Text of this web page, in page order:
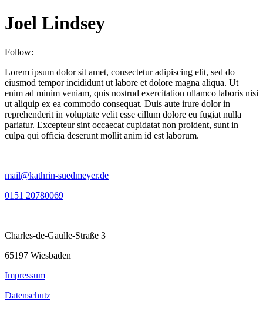
Joel Lindsey
Follow:
Lorem ipsum dolor sit amet, consectetur adipiscing elit, sed do
eiusmod tempor incididunt ut labore et dolore magna aliqua. Ut
enim ad minim veniam, quis nostrud exercitation ullamco laboris nisi
ut aliquip ex ea commodo consequat. Duis aute irure dolor in
reprehenderit in voluptate velit esse cillum dolore eu fugiat nulla
pariatur. Excepteur sint occaecat cupidatat non proident, sunt in
culpa qui officia deserunt mollit anim id est laborum.
mail@kathrin-suedmeyer.de
0151 20780069
Charles-de-Gaulle-Straße 3
65197 Wiesbaden
Impressum
Datenschutz